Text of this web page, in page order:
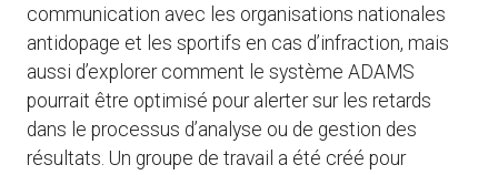
communication avec les organisations nationales
antidopage et les sportifs en cas d’infraction, mais
aussi d’explorer comment le système ADAMS
pourrait être optimisé pour alerter sur les retards
dans le processus d’analyse ou de gestion des
résultats. Un groupe de travail a été créé pour